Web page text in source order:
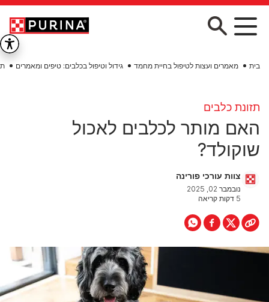
Skip to main content
בית מאמרים ועצות לטיפול בחיית מחמד גידול וטיפול בכלבים: טיפים ומאמרים
תזונת כלבים
האם מותר לכלבים לאכול
שוקולד?
צוות עורכי פורינה
נובמבר 02, 2025
5 דקות קריאה